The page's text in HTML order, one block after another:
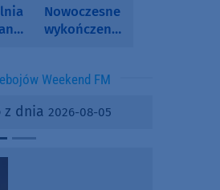
o
Nowoczesne
wykończenia
SPC, WPC i
kamienny
Weekend FM
z dnia 2026-08-05